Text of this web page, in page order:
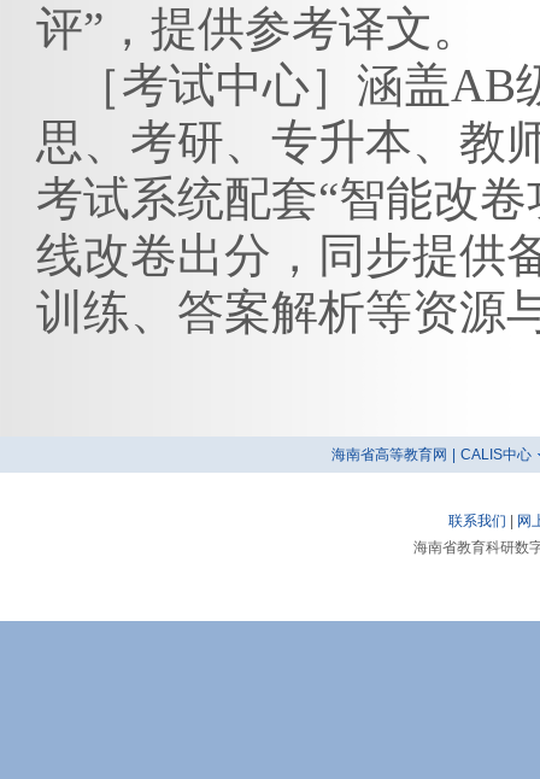
评”，提供参考译文。
［考试中心］ 涵盖AB
思、考研、专升本、教
考试系统配套“智能改
线改卷出分，同步提供
训练、答案解析等资源
海南省高等教育网 | CALIS中心
联系我们 | 网
海南省教育科研数